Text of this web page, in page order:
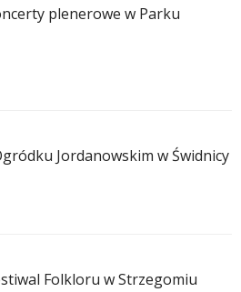
plenerowe w Parku
Jordanowskim w Świdnicy
Folkloru w Strzegomiu